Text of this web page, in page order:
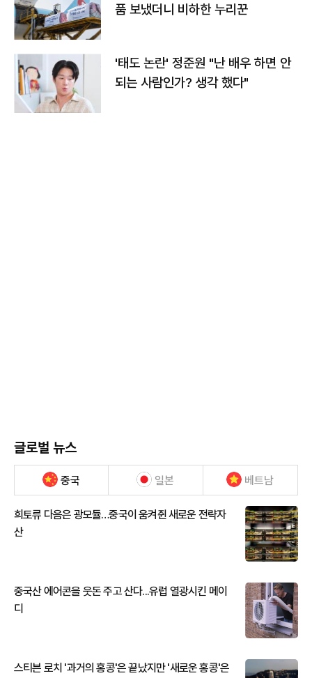
품 보냈더니 비하한 누리꾼
'태도 논란' 정준원 "난 배우 하면 안
되는 사람인가? 생각 했다"
글로벌 뉴스
중국 일본 베트남
희토류 다음은 광모듈…중국이 움켜쥔 새로운 전략자
산
중국산 에어콘을 웃돈 주고 산다...유럽 열광시킨 메이
디
스티븐 로치 '과거의 홍콩'은 끝났지만 '새로운 홍콩'은